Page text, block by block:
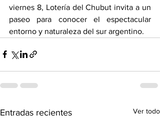
viernes 8, Lotería del Chubut invita a un
paseo para conocer el espectacular
entorno y naturaleza del sur argentino.
Entradas recientes Ver todo